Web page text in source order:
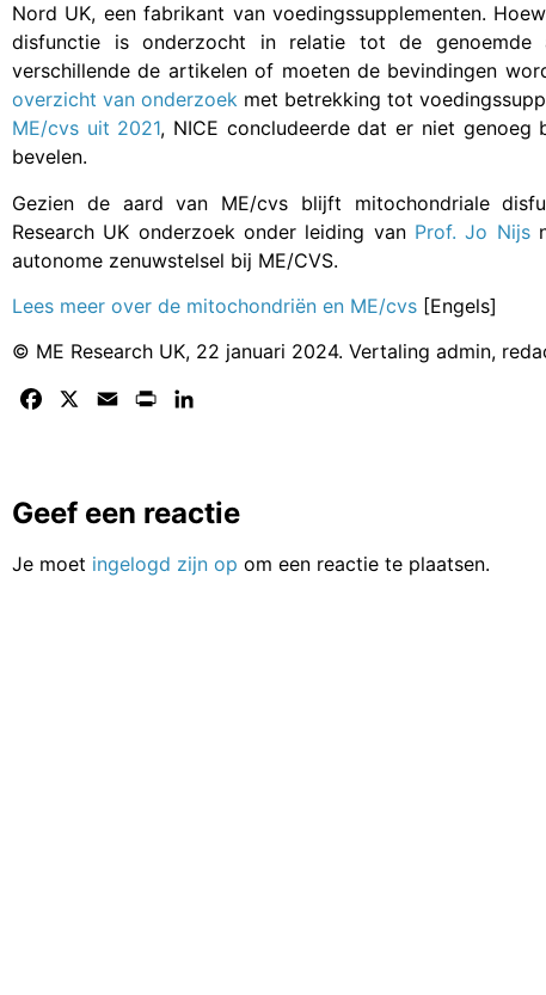
Nord UK, een fabrikant van voedingssupplementen.
disfunctie is onderzocht in relatie tot de genoemde
verschillende de artikelen of moeten de bevindingen
overzicht van onderzoek met betrekking tot
ME/cvs uit 2021, NICE concludeerde dat er niet genoeg
bevelen.
Gezien de aard van ME/cvs blijft mitochondriale
Research UK onderzoek onder leiding van Prof. Jo Nijs
autonome zenuwstelsel bij ME/CVS.
Lees meer over de mitochondriën en ME/cvs [Engels]
© ME Research UK, 22 januari 2024. Vertaling admin,
Facebook Email Print
Geef een reactie
Je moet ingelogd zijn op om een reactie te plaatsen.